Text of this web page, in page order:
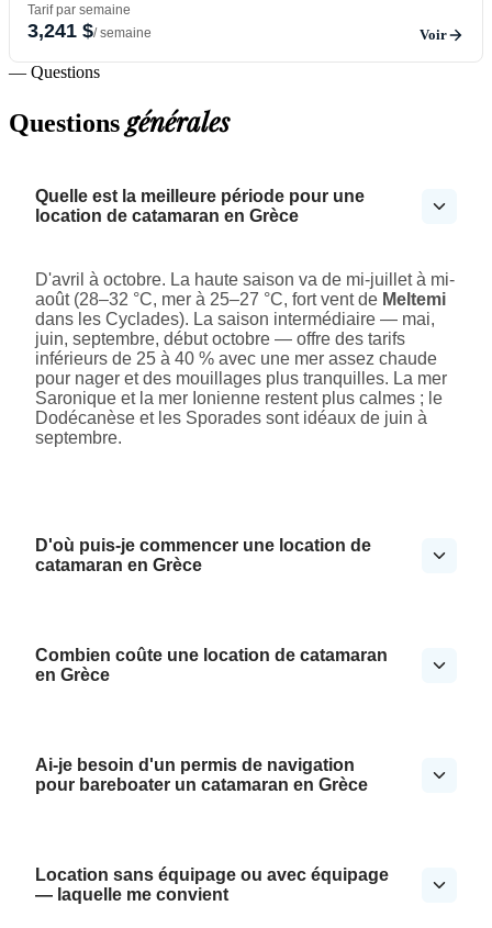
Tarif par semaine
3,241 $/ semaine Voir
— Questions
Questionsgénérales
Quelle est la meilleure période pour une
location de catamaran en Grèce
D'avril à octobre. La haute saison va de mi-juillet à mi-
août (28–32 °C, mer à 25–27 °C, fort vent de Meltemi
dans les Cyclades). La saison intermédiaire — mai,
juin, septembre, début octobre — offre des tarifs
inférieurs de 25 à 40 % avec une mer assez chaude
pour nager et des mouillages plus tranquilles. La mer
Saronique et la mer Ionienne restent plus calmes ; le
Dodécanèse et les Sporades sont idéaux de juin à
septembre.
D'où puis-je commencer une location de
catamaran en Grèce
Combien coûte une location de catamaran
en Grèce
Ai-je besoin d'un permis de navigation
pour bareboater un catamaran en Grèce
Location sans équipage ou avec équipage
— laquelle me convient